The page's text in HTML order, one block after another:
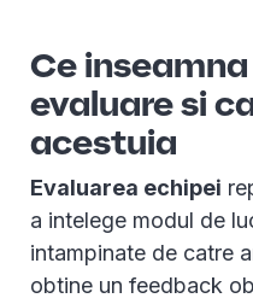
Ce
evaluare si
acestuia
Evaluarea echipei
a intelege modul de
intampinate de catre
obtine un feedback